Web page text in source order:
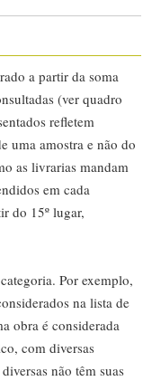
a partir da soma
(ver quadro
refletem
uma amostra e não do
as livrarias mandam
em cada
do 15º lugar,
Por exemplo,
na lista de
obra é considerada
com diversas
não têm suas